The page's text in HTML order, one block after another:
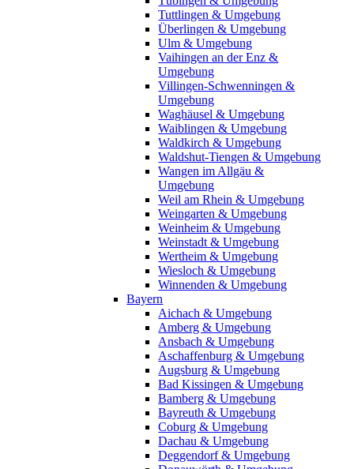
Tuttlingen & Umgebung
Überlingen & Umgebung
Ulm & Umgebung
Vaihingen an der Enz &
Umgebung
Villingen-Schwenningen &
Umgebung
Waghäusel & Umgebung
Waiblingen & Umgebung
Waldkirch & Umgebung
Waldshut-Tiengen & Umgebung
Wangen im Allgäu &
Umgebung
Weil am Rhein & Umgebung
Weingarten & Umgebung
Weinheim & Umgebung
Weinstadt & Umgebung
Wertheim & Umgebung
Wiesloch & Umgebung
Winnenden & Umgebung
Bayern
Aichach & Umgebung
Amberg & Umgebung
Ansbach & Umgebung
Aschaffenburg & Umgebung
Augsburg & Umgebung
Bad Kissingen & Umgebung
Bamberg & Umgebung
Bayreuth & Umgebung
Coburg & Umgebung
Dachau & Umgebung
Deggendorf & Umgebung